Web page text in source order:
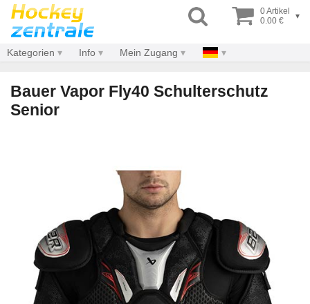
0 Artikel
0.00 €
▾
Kategorien Info Mein Zugang
Bauer Vapor Fly40 Schulterschutz
Senior